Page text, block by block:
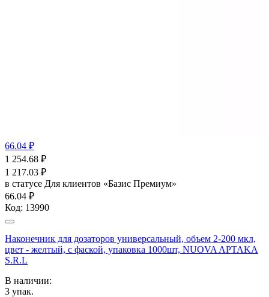
66.04 ₽
1 254.68 ₽
1 217.03 ₽
в статусе Для клиентов «Базис Премиум»
66.04 ₽
Код: 13990
Наконечник для дозаторов универсальный, объем 2-200 мкл,
цвет - желтый, с фаской, упаковка 1000шт, NUOVA APTAKA
S.R.L
В наличии:
3 упак.